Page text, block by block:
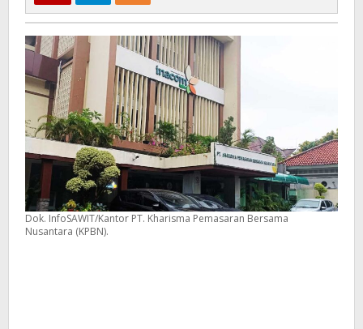
Dok. InfoSAWIT/Kantor PT. Kharisma Pemasaran Bersama
Nusantara (KPBN).